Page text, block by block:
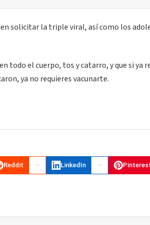
solicitar la triple viral, así como los
todo el cuerpo, tos y catarro, y que si ya
ya no requieres vacunarte.
Reddit LinkedIn